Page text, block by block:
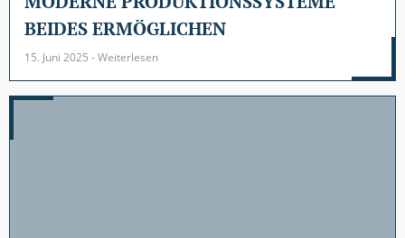
BEIDES ERMÖGLICHEN
15. Juni 2025 - Weiterlesen